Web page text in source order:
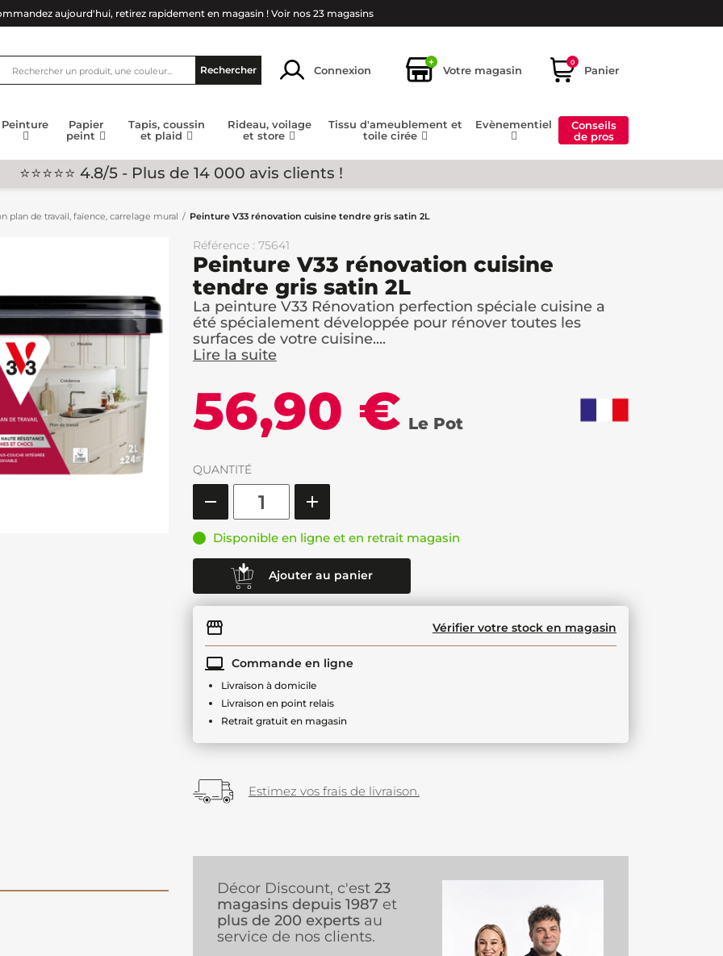
aujourd'hui, retirez rapidement en magasin ! Voir nos 23 magasins
Rechercher Connexion
+
Votre magasin
0
Panier
Peinture
Papier
peint
Tapis, coussin
et plaid
Rideau, voilage
et store
Tissu d'ameublement et
toile cirée
Evènementiel
Conseils
de pros
⭐⭐⭐⭐⭐ 4.8/5 - Plus de 14 000 avis clients !
plan de travail, faïence, carrelage mural Peinture V33 rénovation cuisine tendre gris satin 2L
Référence : 75641
Peinture V33 rénovation cuisine
tendre gris satin 2L
La peinture V33 Rénovation perfection spéciale cuisine a
été spécialement développée pour rénover toutes les
surfaces de votre cuisine....
Lire la suite
56,90 € Le Pot
QUANTITÉ
Disponible en ligne et en retrait magasin
Ajouter au panier
Vérifier votre stock en magasin
Commande en ligne
Livraison à domicile
Livraison en point relais
Retrait gratuit en magasin
Estimez vos frais de livraison.
Décor Discount, c'est 23
magasins depuis 1987 et
plus de 200 experts au
service de nos clients.